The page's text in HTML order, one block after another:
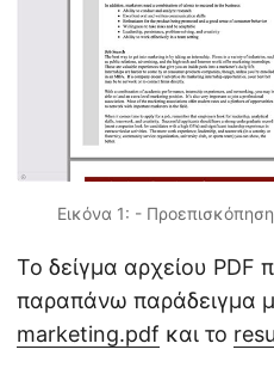
Εικόνα 1: -
Το δείγμα αρχείου PDF
παραπάνω παράδειγμα
marketing.pdf και το